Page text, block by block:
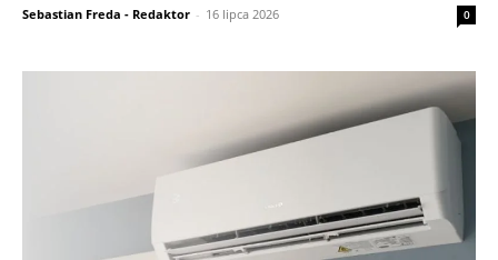
Sebastian Freda - Redaktor - 16 lipca 2026 0